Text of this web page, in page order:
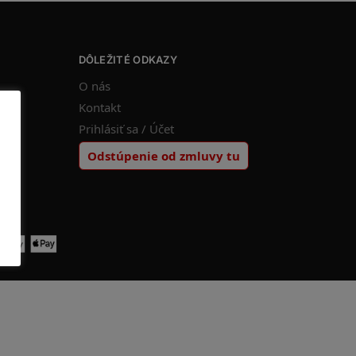
DÔLEŽITÉ ODKAZY
O nás
Kontakt
Prihlásiť sa / Účet
Odstúpenie od zmluvy tu